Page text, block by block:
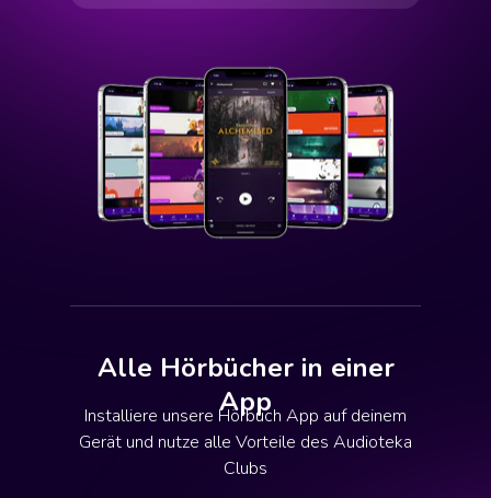
Alle Hörbücher in einer
App
Installiere unsere Hörbuch App auf deinem
Gerät und nutze alle Vorteile des Audioteka
Clubs